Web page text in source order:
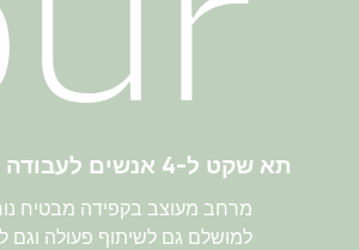
תא שקט ל-4 אנשים לעבודה משרדית נוחה v6
מרחב מעוצב בקפידה מבטיח
למושלם גם לשיתוף פעולה וגם